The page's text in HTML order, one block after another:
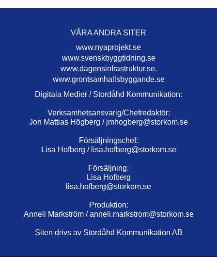
VÅRA ANDRA SITER
www.nyaprojekt.se
www.svenskbyggtidning.se
www.dagensinfrastruktur.se.
www.grontsamhallsbyggande.se
Digitala Medier / Stordåhd Kommunikation:
Verksamhetsansvarig/Chefredaktör:
Jon Mattias Högberg / jmhogberg@storkom.se
Försäljningschef:
Lisa Hofberg / lisa.hofberg@storkom.se
Försäljning:
Lisa Hofberg
lisa.hofberg@storkom.se
Produktion:
Anneli Markström /anneli.markstrom@storkom.se
Siten drivs av Stordåhd Kommunikation AB